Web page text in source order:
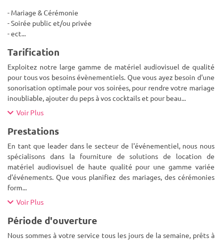
- Mariage & Cérémonie
- Soirée public et/ou privée
- ect...
Tarification
Exploitez notre large gamme de matériel audiovisuel de qualité
pour tous vos besoins évènementiels. Que vous ayez besoin d'une
sonorisation optimale pour vos soirées, pour rendre votre mariage
inoubliable, ajouter du peps à vos cocktails et pour beau...
Voir Plus
Prestations
En tant que leader dans le secteur de l'événementiel, nous nous
spécialisons dans la fourniture de solutions de location de
matériel audiovisuel de haute qualité pour une gamme variée
d'événements. Que vous planifiez des mariages, des cérémonies
form...
Voir Plus
Période d'ouverture
Nous sommes à votre service tous les jours de la semaine, prêts à